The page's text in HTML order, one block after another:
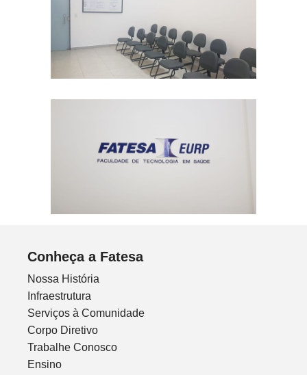
Conheça a Fatesa
Nossa História
Infraestrutura
Serviços à Comunidade
Corpo Diretivo
Trabalhe Conosco
Ensino